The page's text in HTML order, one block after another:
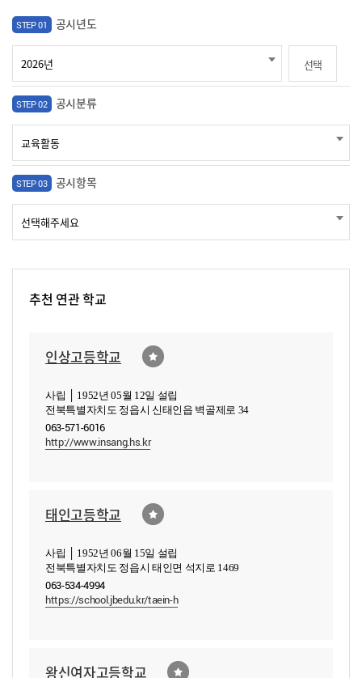
STEP 01 공시년도
선택
STEP 02 공시분류
STEP 03 공시항목
추천 연관 학교
인상고등학교
사립 │ 1952년 05월 12일 설립
전북특별자치도 정읍시 신태인읍 벽골제로 34
063-571-6016
http://www.insang.hs.kr
태인고등학교
사립 │ 1952년 06월 15일 설립
전북특별자치도 정읍시 태인면 석지로 1469
063-534-4994
https://school.jbedu.kr/taein-h
왕신여자고등학교